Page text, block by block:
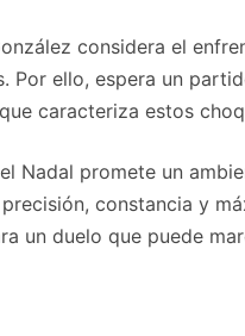
considera el
ello, espera un
caracteriza estos
promete un
constancia y
un duelo que puede